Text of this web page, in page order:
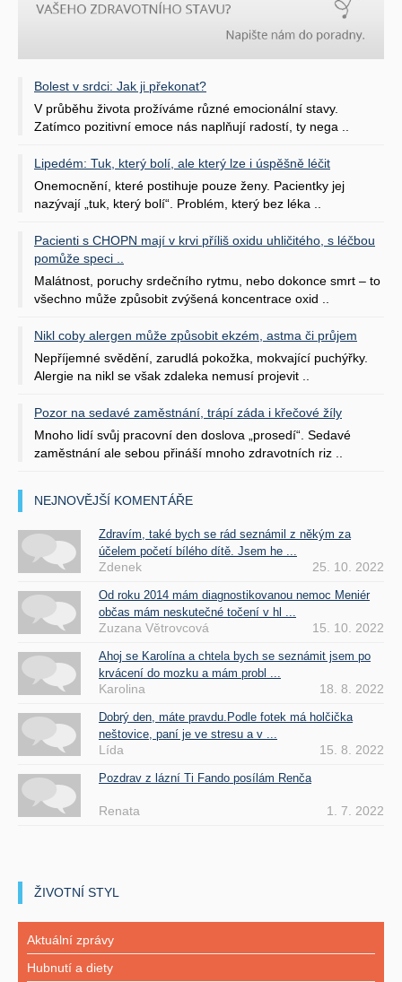
Bolest v srdci: Jak ji překonat?
V průběhu života prožíváme různé emocionální stavy.
Zatímco pozitivní emoce nás naplňují radostí, ty nega ..
Lipedém: Tuk, který bolí, ale který lze i úspěšně léčit
Onemocnění, které postihuje pouze ženy. Pacientky jej
nazývají „tuk, který bolí“. Problém, který bez léka ..
Pacienti s CHOPN mají v krvi příliš oxidu uhličitého, s léčbou
pomůže speci ..
Malátnost, poruchy srdečního rytmu, nebo dokonce smrt – to
všechno může způsobit zvýšená koncentrace oxid ..
Nikl coby alergen může způsobit ekzém, astma či průjem
Nepříjemné svědění, zarudlá pokožka, mokvající puchýřky.
Alergie na nikl se však zdaleka nemusí projevit ..
Pozor na sedavé zaměstnání, trápí záda i křečové žíly
Mnoho lidí svůj pracovní den doslova „prosedí“. Sedavé
zaměstnání ale sebou přináší mnoho zdravotních riz ..
NEJNOVĚJŠÍ KOMENTÁŘE
Zdravím, také bych se rád seznámil z někým za
účelem početí bílého dítě. Jsem he ...
Zdenek 25. 10. 2022
Od roku 2014 mám diagnostikovanou nemoc Meniér
občas mám neskutečné točení v hl ...
Zuzana Větrovcová 15. 10. 2022
Ahoj se Karolína a chtela bych se seznámit jsem po
krvácení do mozku a mám probl ...
Karolina 18. 8. 2022
Dobrý den, máte pravdu.Podle fotek má holčička
neštovice, paní je ve stresu a v ...
Lída 15. 8. 2022
Pozdrav z lázní Ti Fando posílám Renča
Renata 1. 7. 2022
ŽIVOTNÍ STYL
Aktuální zprávy
Hubnutí a diety